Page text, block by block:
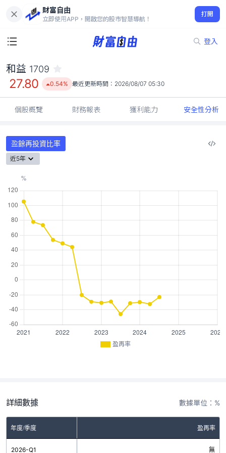
財富自由
立即使用APP，開啟您的股市智慧導航！
打開
登入
27.80
0.54%
和益 1709
27.80 0.54% 最近更新時間： 2026/08/07 05:30
個股概覽 財務報表 獲利能力 安全性分析
盈餘再投資比率
近5年
盈再率
詳細數據 數據單位：%
年度/季度 盈再率
2026-Q1 無